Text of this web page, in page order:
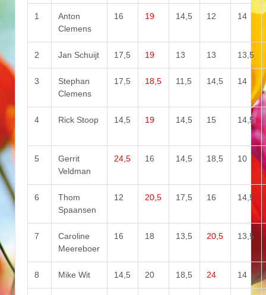
1
Anton
Clemens
16 19 14,5 12 14
2 Jan Schuijt 17,5 19 13 13 13,5
3
Stephan
Clemens
17,5 18,5 11,5 14,5 14
4 Rick Stoop 14,5 19 14,5 15 14,5
5
Gerrit
Veldman
24,5 16 14,5 18,5 10
6
Thom
Spaansen
12 20,5 17,5 16 14,5
7
Caroline
Meereboer
16 18 13,5 20,5 13,5
8 Mike Wit 14,5 20 18,5 24 14